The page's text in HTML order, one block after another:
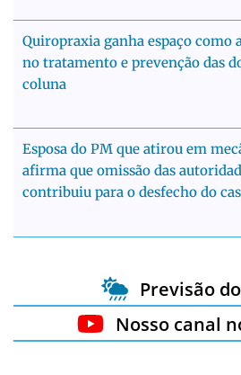
Quiropraxia ganha espaço como
no tratamento e prevenção das
coluna
Esposa do PM que atirou em
afirma que omissão das
contribuiu para o desfecho do
Previsão
Nosso canal